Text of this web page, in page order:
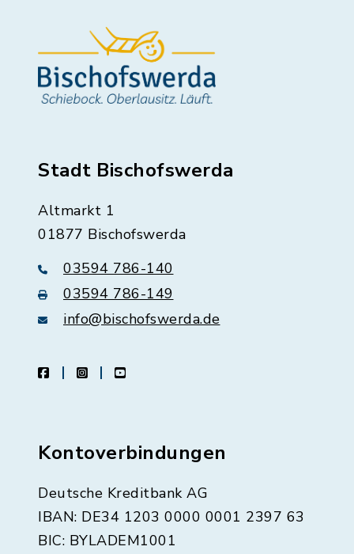
Stadt Bischofswerda
Altmarkt 1
01877 Bischofswerda
03594 786-140
03594 786-149
info@bischofswerda.de
facebookinstagramyoutube
Kontoverbindungen
Deutsche Kreditbank AG
IBAN: DE34 1203 0000 0001 2397 63
BIC: BYLADEM1001